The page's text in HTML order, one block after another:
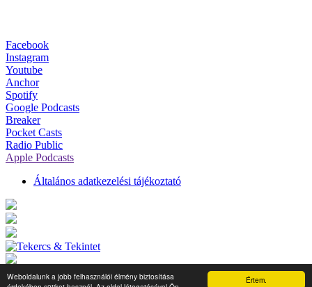
Értem.
Weboldalunk a jobb felhasználói élmény biztosítása
Facebook
Instagram
Youtube
Anchor
Spotify
Google Podcasts
Breaker
Pocket Casts
Radio Public
Apple Podcasts
Általános adatkezelési tájékoztató